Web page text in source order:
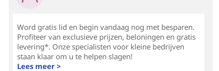
Word gratis lid en begin vandaag nog met besparen.
Profiteer van exclusieve prijzen, beloningen en gratis
levering*. Onze specialisten voor kleine bedrijven
staan klaar om u te helpen slagen!
Lees meer >